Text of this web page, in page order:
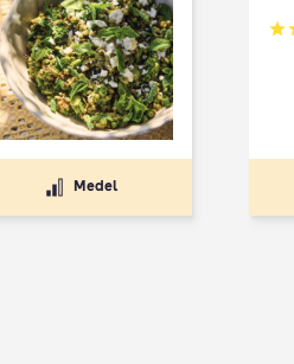
Medel